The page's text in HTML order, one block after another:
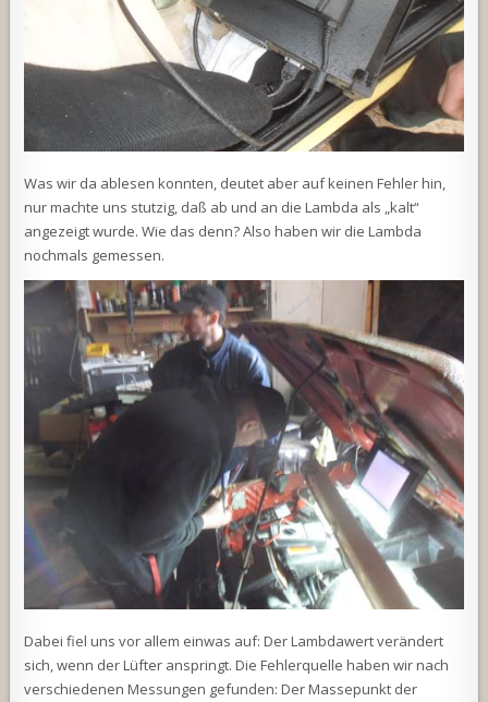
Was wir da ablesen konnten, deutet aber auf keinen Fehler hin,
nur machte uns stutzig, daß ab und an die Lambda als „kalt“
angezeigt wurde. Wie das denn? Also haben wir die Lambda
nochmals gemessen.
Dabei fiel uns vor allem einwas auf: Der Lambdawert verändert
sich, wenn der Lüfter anspringt. Die Fehlerquelle haben wir nach
verschiedenen Messungen gefunden: Der Massepunkt der